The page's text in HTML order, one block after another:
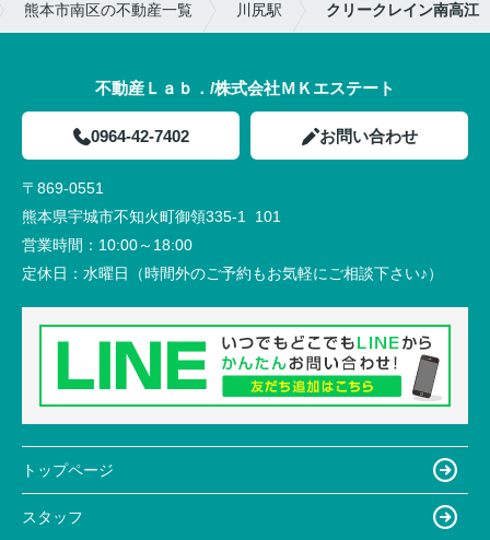
熊本市南区の不動産一覧 川尻駅 クリークレイン南高江
不動産Ｌａｂ．/株式会社ＭＫエステート
0964-42-7402 お問い合わせ
〒869-0551
熊本県宇城市不知火町御領335-1 101
営業時間： 10:00～18:00
定休日： 水曜日（時間外のご予約もお気軽にご相談下さい♪）
トップページ
スタッフ